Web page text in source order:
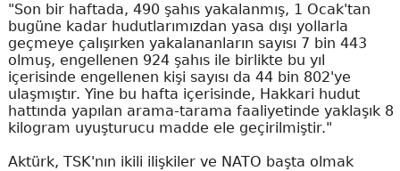
"Son bir haftada, 490 şahıs yakalanmış, 1 Ocak'tan
bugüne kadar hudutlarımızdan yasa dışı yollarla
geçmeye çalışırken yakalananların sayısı 7 bin 443
olmuş, engellenen 924 şahıs ile birlikte bu yıl
içerisinde engellenen kişi sayısı da 44 bin 802'ye
ulaşmıştır. Yine bu hafta içerisinde, Hakkari hudut
hattında yapılan arama-tarama faaliyetinde yaklaşık 8
kilogram uyuşturucu madde ele geçirilmiştir."
Aktürk, TSK'nın ikili ilişkiler ve NATO başta olmak